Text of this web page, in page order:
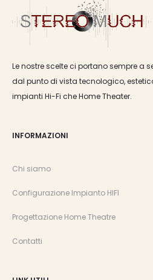
Le nostre scelte ci portano sempre a
dal punto di vista tecnologico,
impianti Hi-Fi che Home Theater.
INFORMAZIONI
Chi siamo
Configurazione Impianto HIFI
Progettazione Home Theatre
Contatti